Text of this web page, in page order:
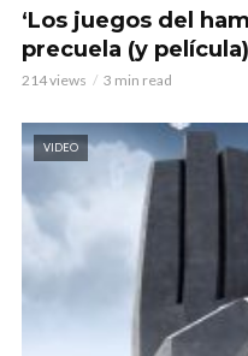
‘Los juegos del
precuela (y película)
214 views 3 min read
VIDEO